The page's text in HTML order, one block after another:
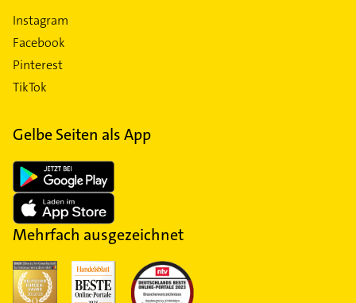
Instagram
Facebook
Pinterest
TikTok
Gelbe Seiten als App
Mehrfach ausgezeichnet